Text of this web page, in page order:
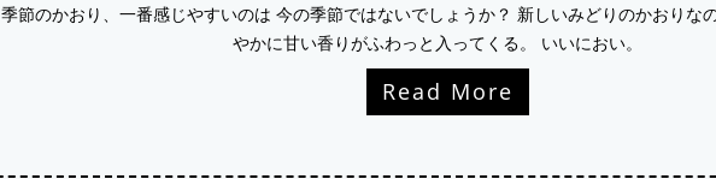
季節のかおり、一番感じやすいのは 今の季節ではないでしょうか？ 新しいみどりのかおりな
やかに甘い香りがふわっと入ってくる。 いいにおい。
Read More